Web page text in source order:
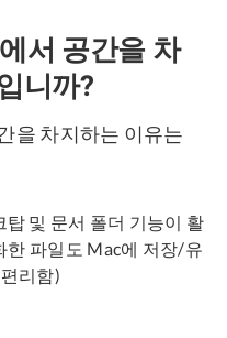
서 공간을 차
니까?
을 차지하는 이유는
및 문서 폴더 기능이 활
한 파일도 Mac에 저장/유
리함)